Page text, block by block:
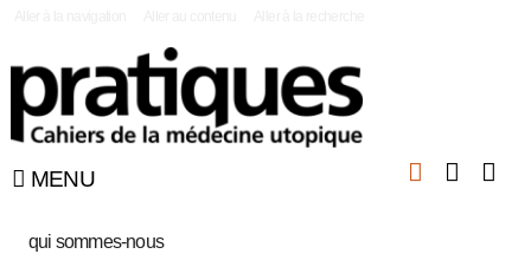
MENU
qui sommes-nous